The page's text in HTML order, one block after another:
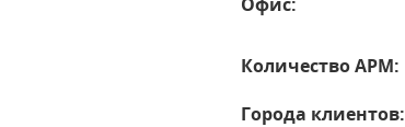
Количество АРМ:
Города клиентов: